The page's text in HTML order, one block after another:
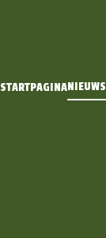
STARTPAGINANIEUWS